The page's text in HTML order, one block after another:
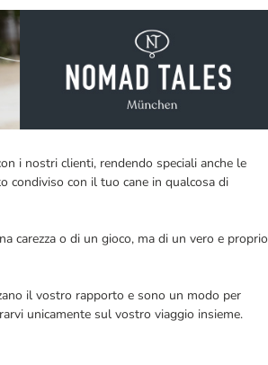
i nostri clienti, rendendo speciali anche le
condiviso con il tuo cane in qualcosa di
carezza o di un gioco, ma di un vero e proprio
il vostro rapporto e sono un modo per
unicamente sul vostro viaggio insieme.